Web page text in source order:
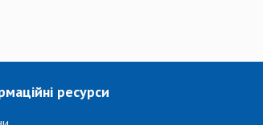
ресурси